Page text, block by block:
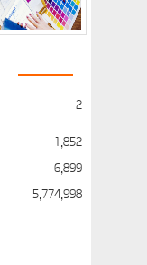
2
1,852
6,899
5,774,998